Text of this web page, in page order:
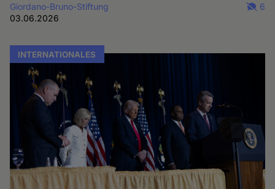
Giordano-Bruno-Stiftung
03.06.2026
6
INTERNATIONALES